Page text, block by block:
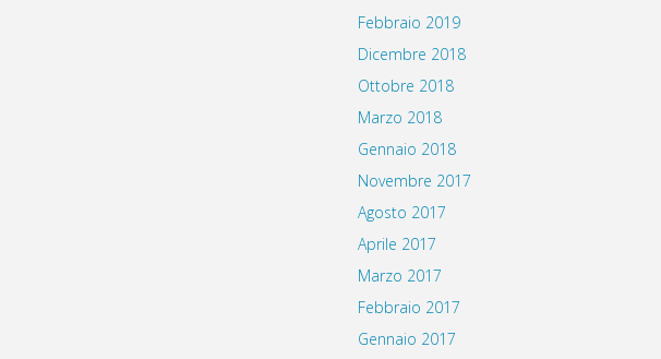
Febbraio 2019
Dicembre 2018
Ottobre 2018
Marzo 2018
Gennaio 2018
Novembre 2017
Agosto 2017
Aprile 2017
Marzo 2017
Febbraio 2017
Gennaio 2017